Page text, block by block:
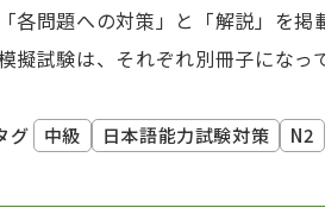
各問題への対策」と「解説」を掲
擬試験は、それぞれ別冊子になっ
グ 中級 日本語能力試験対策 N2